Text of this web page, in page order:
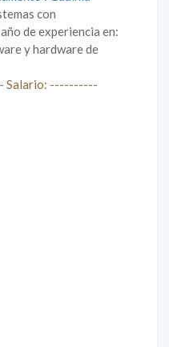
con
de experiencia en:
y hardware de
Salario: ----------